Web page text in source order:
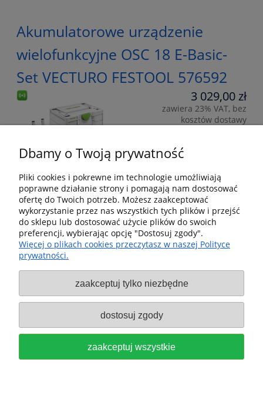
Akumulatorowe urządzenie
wielofunkcyjne OSC 18 E-Basic-
Set VECTURO FESTOOL 576592
3 029,00 zł
zawiera 23% VAT, bez
kosztów dostawy
przed obniżką:
3 019,00 zł
do koszyka
Wiertarko-wkrętarka udarowa
TPC 18/4-Basic-Set QUADRIVE
Aku FESTOOL 577625
2 449,00 zł
do koszyka
Dbamy o Twoją prywatność
Pliki cookies i pokrewne im technologie umożliwiają
poprawne działanie strony i pomagają nam dostosować
ofertę do Twoich potrzeb. Możesz zaakceptować
wykorzystanie przez nas wszystkich tych plików i przejść
do sklepu lub dostosować użycie plików do swoich
preferencji, wybierając opcję "Dostosuj zgody".
Więcej o plikach cookies przeczytasz w naszej Polityce
prywatności.
zaakceptuj tylko niezbędne
dostosuj zgody
zaakceptuj wszystkie